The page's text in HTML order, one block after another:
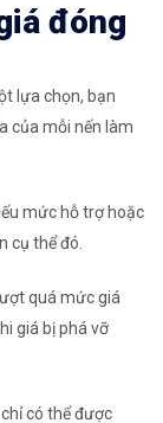
đóng
lựa chọn, bạn
của mỗi nến làm
mức hỗ trợ hoặc
cụ thể đó.
quá mức giá
giá bị phá vỡ
có thể được